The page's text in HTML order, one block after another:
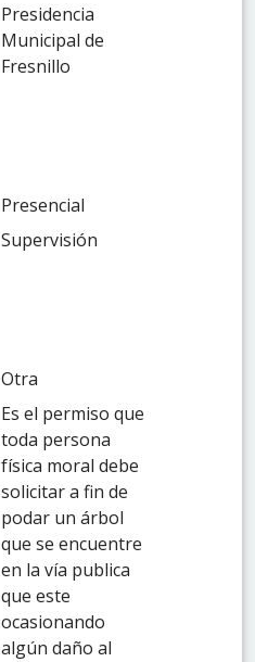
Presidencia
Municipal de
Fresnillo
Presencial
Supervisión
Otra
Es el permiso que
toda persona
física moral debe
solicitar a fin de
podar un árbol
que se encuentre
en la vía publica
que este
ocasionando
algún daño al